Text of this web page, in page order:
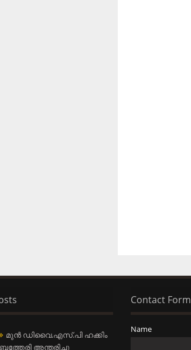
മുന്‍ ഡിവൈ.എസ്.പി ഹക്കിം
ബത്തേരി അന്തരിച്ചു
Contact Form
Name